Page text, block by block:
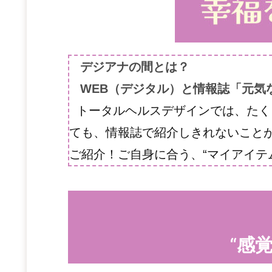
デジアナの間とは？
WEB（デジタル）と情報誌「元気
トータルヘルスデザインでは、た
ても、情報誌で紹介しきれないこと
ご紹介！ご自身に合う、“マイアイ
“感